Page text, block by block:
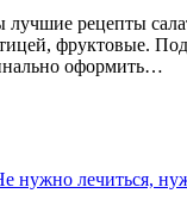
лучшие рецепты
фруктовые.
оформить…
нужно лечиться,